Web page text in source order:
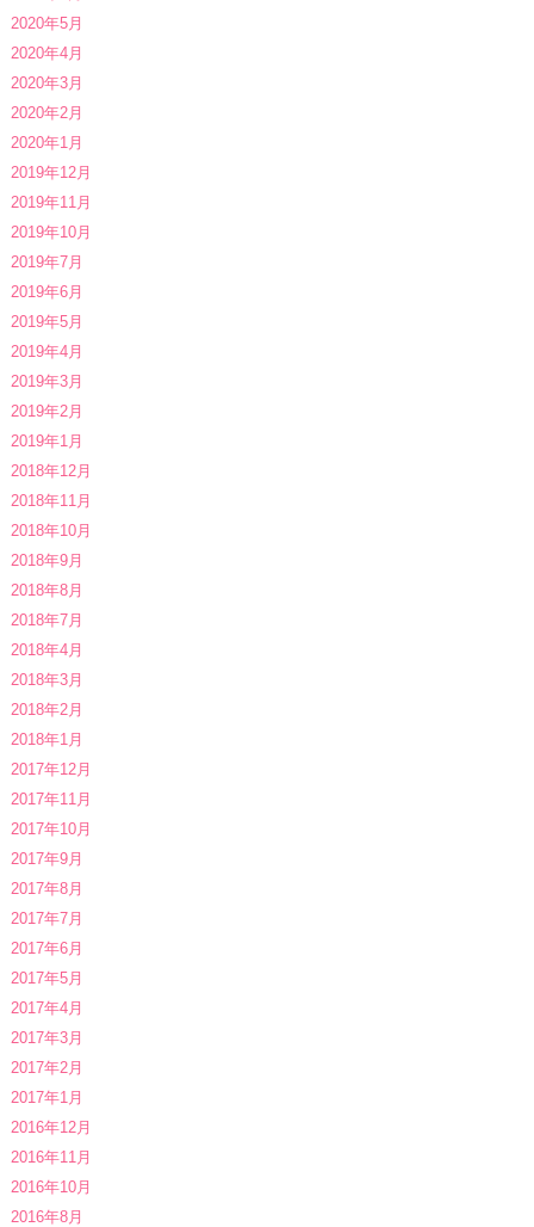
2020年5月
2020年4月
2020年3月
2020年2月
2020年1月
2019年12月
2019年11月
2019年10月
2019年7月
2019年6月
2019年5月
2019年4月
2019年3月
2019年2月
2019年1月
2018年12月
2018年11月
2018年10月
2018年9月
2018年8月
2018年7月
2018年4月
2018年3月
2018年2月
2018年1月
2017年12月
2017年11月
2017年10月
2017年9月
2017年8月
2017年7月
2017年6月
2017年5月
2017年4月
2017年3月
2017年2月
2017年1月
2016年12月
2016年11月
2016年10月
2016年8月